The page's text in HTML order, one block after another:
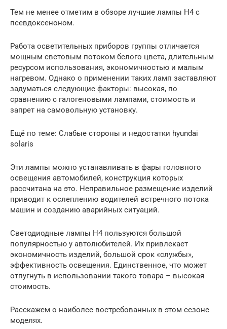
Тем не менее отметим в обзоре лучшие лампы H4 с
псевдоксеноном.
Работа осветительных приборов группы отличается
мощным световым потоком белого цвета, длительным
ресурсом использования, экономичностью и малым
нагревом. Однако о применении таких ламп заставляют
задуматься следующие факторы: высокая, по
сравнению с галогеновыми лампами, стоимость и
запрет на самовольную установку.
Ещё по теме: Слабые стороны и недостатки hyundai
solaris
Эти лампы можно устанавливать в фары головного
освещения автомобилей, конструкция которых
рассчитана на это. Неправильное размещение изделий
приводит к ослеплению водителей встречного потока
машин и созданию аварийных ситуаций.
Светодиодные лампы H4 пользуются большой
популярностью у автолюбителей. Их привлекает
экономичность изделий, большой срок «службы»,
эффективность освещения. Единственное, что может
отпугнуть в использовании такого товара – высокая
стоимость.
Расскажем о наиболее востребованных в этом сезоне
моделях.